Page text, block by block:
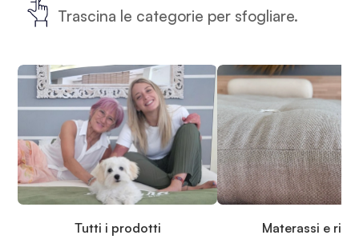
Trascina le categorie per sfogliare.
Tutti i prodotti Materassi e